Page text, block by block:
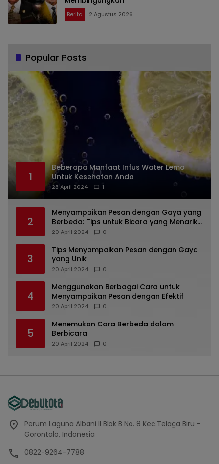
Berita 2 Agustus 2026
Popular Posts
1
Beberapa Manfaat Infus Water Lemo
Untuk Kesehatan Anda
23 April 2024 1
2
Menyampaikan Pesan dengan Gaya yang
Berbeda: Tips untuk Bicara yang Menarik
dan Unik
20 April 2024 0
3
Tips Menyampaikan Pesan dengan Gaya
yang Unik
20 April 2024 0
4
Menggunakan Berbagai Cara untuk
Menyampaikan Pesan dengan Efektif
20 April 2024 0
5
Menemukan Cara Berbeda dalam
Berbicara
20 April 2024 0
Perum Laguna Albani II Blok B No. 8 Kec.Telaga Biru -
Gorontalo, Indonesia
0822-9264-7788